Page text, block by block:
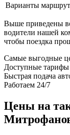
Варианты
Выше приведены
водители нашей
чтобы поездка
Самые выгодные
Доступные тарифы
Быстрая подача
Работаем 24/7
Цены на